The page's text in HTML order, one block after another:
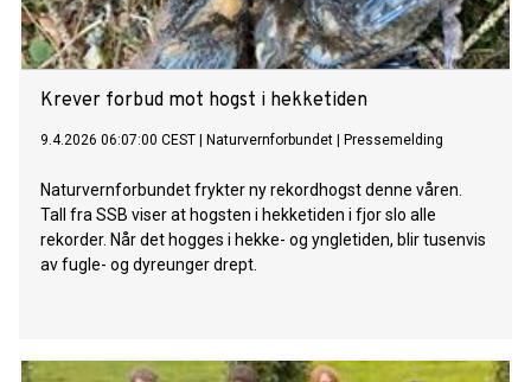
Krever forbud mot hogst i hekketiden
9.4.2026 06:07:00 CEST Naturvernforbundet Pressemelding
Naturvernforbundet frykter ny rekordhogst denne våren.
Tall fra SSB viser at hogsten i hekketiden i fjor slo alle
rekorder. Når det hogges i hekke- og yngletiden, blir tusenvis
av fugle- og dyreunger drept.